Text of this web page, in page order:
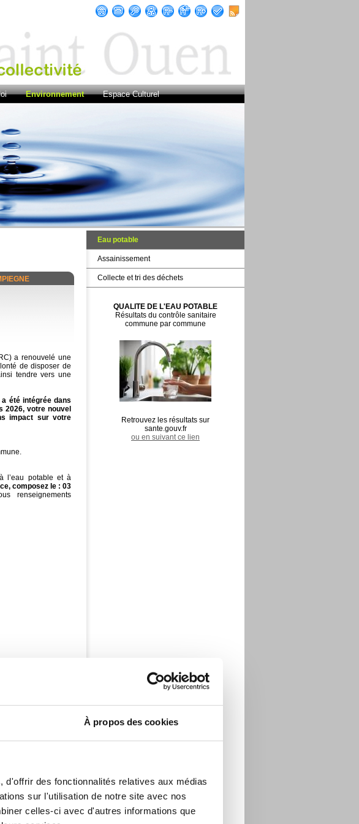
À propos des cookies
d'offrir des fonctionnalités relatives aux médias
sur l'utilisation de notre site avec nos
celles-ci avec d'autres informations que
Environnement Espace Culturel
a renouvelé une
de disposer de
tendre vers une
été intégrée dans
2026, votre nouvel
impact sur votre
l’eau potable et à
composez le : 03
renseignements
Eau potable
Assainissement
Collecte et tri des déchets
QUALITE DE L'EAU POTABLE
Résultats du contrôle sanitaire
commune par commune
Retrouvez les résultats sur
sante.gouv.fr
ou en suivant ce lien